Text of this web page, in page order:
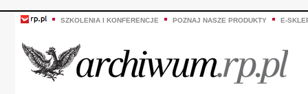
SZKOLENIA I KONFERENCJE POZNAJ NASZE PRODUKTY E-